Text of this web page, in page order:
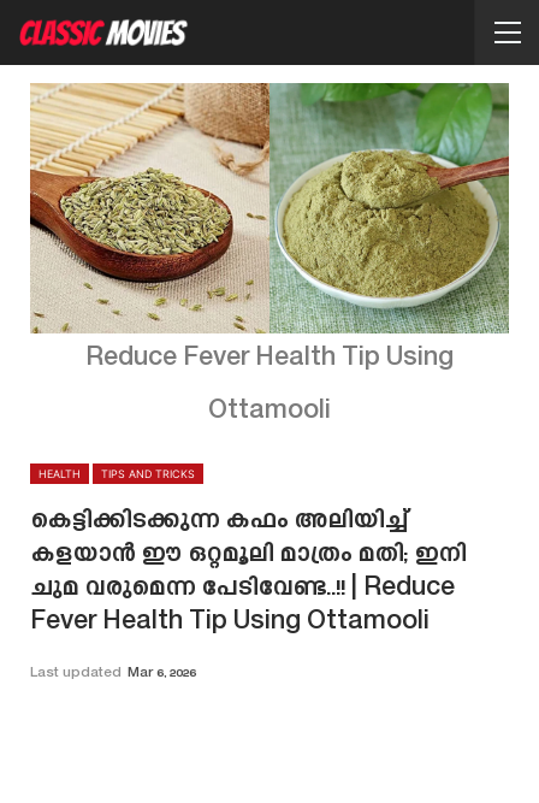
Reduce Fever Health Tip Using
Ottamooli
HEALTH TIPS AND TRICKS
കെട്ടിക്കിടക്കുന്ന കഫം അലിയിച്ച്
കളയാൻ ഈ ഒറ്റമൂലി മാത്രം മതി; ഇനി
ചുമ വരുമെന്ന പേടിവേണ്ട..!! | Reduce
Fever Health Tip Using Ottamooli
Last updated Mar 6, 2026